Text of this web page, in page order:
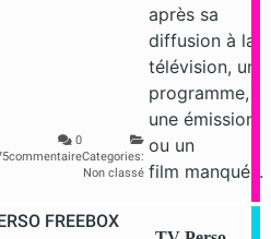
0
commentaireCategories:
Non classé
après sa
diffusion à la
télévision, un
programme,
une émission
ou un
film manqués.
FREEBOX